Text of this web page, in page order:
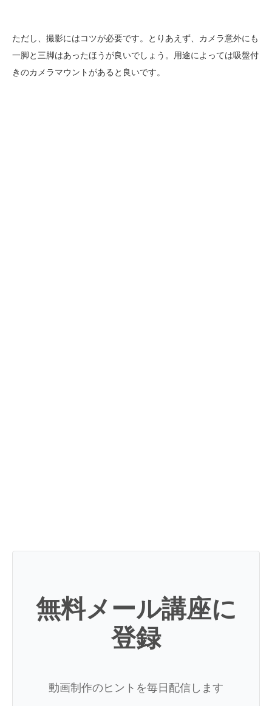
ただし、撮影にはコツが必要です。とりあえず、カメラ意外にも
一脚と三脚はあったほうが良いでしょう。用途によっては吸盤付
きのカメラマウントがあると良いです。
無料メール講座に
登録
動画制作のヒントを毎日配信します